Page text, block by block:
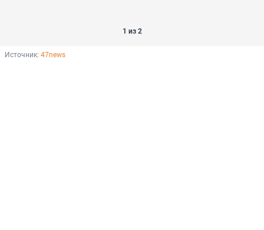
1 из 2
Источник: 47news